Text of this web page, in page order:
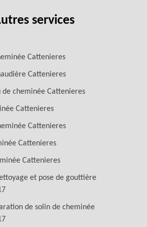
services
Cattenieres
Cattenieres
de cheminée Cattenieres
Cattenieres
Cattenieres
Cattenieres
Cattenieres
et pose de gouttière
de solin de cheminée